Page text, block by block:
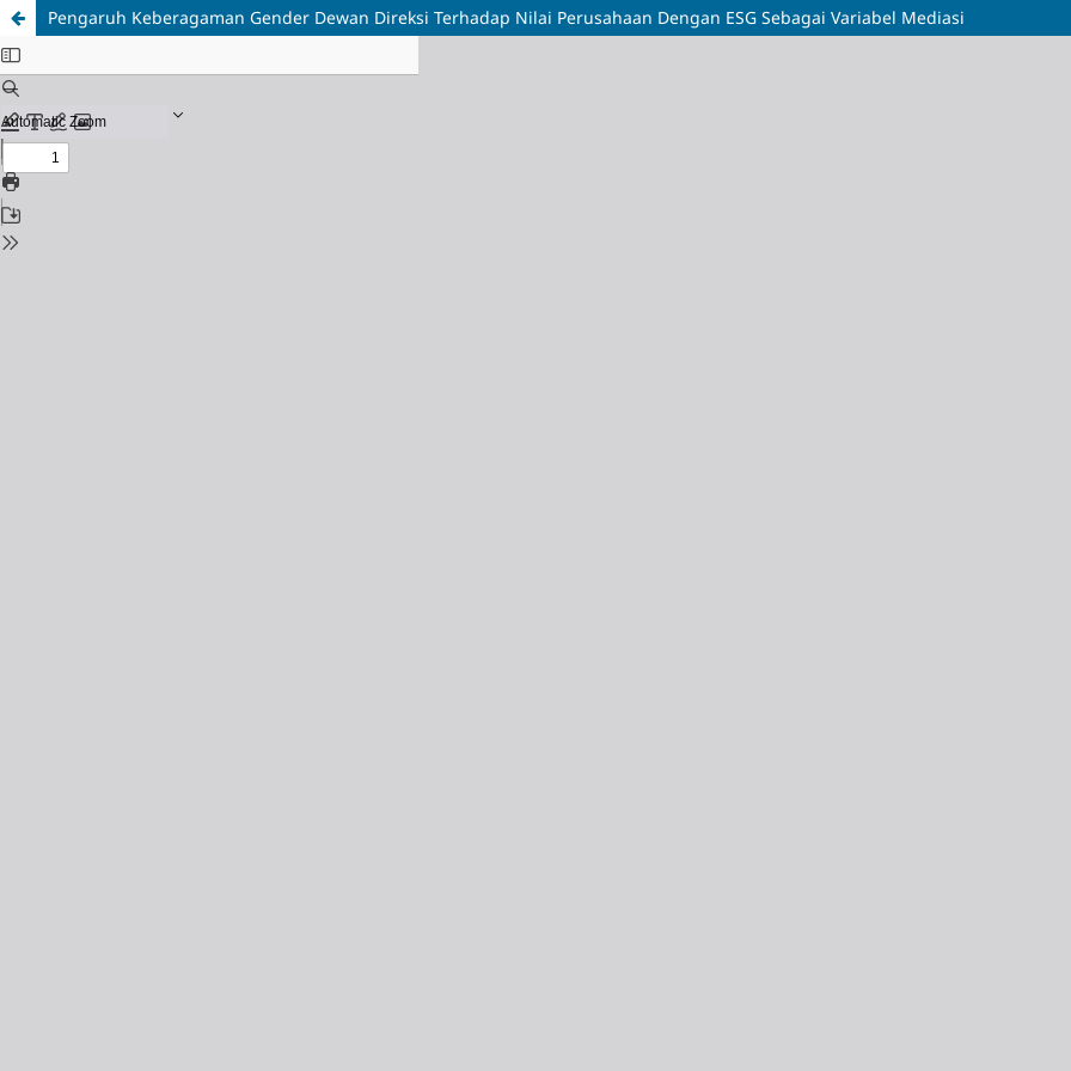
Pengaruh Keberagaman Gender Dewan Direksi Terhadap Nilai Perusahaan Dengan ESG Sebagai Variabel Mediasi